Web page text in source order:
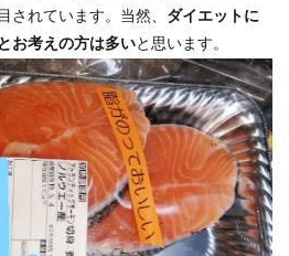
されています。当然、 ダイエットに
お考えの方は多いと思います。